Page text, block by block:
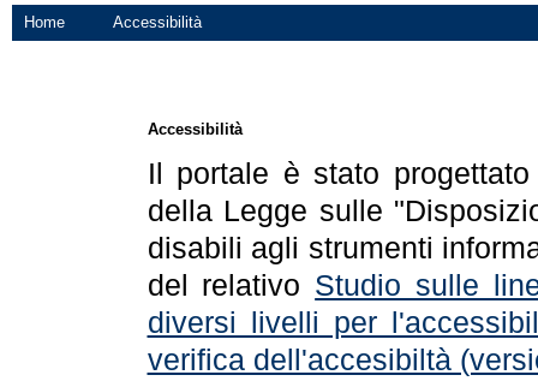
Home Accessibilità
Accessibilità
Il portale è stato
della Legge sulle
disabili agli strumenti
del relativo Studio sulle
diversi livelli per
verifica dell'accesibiltà